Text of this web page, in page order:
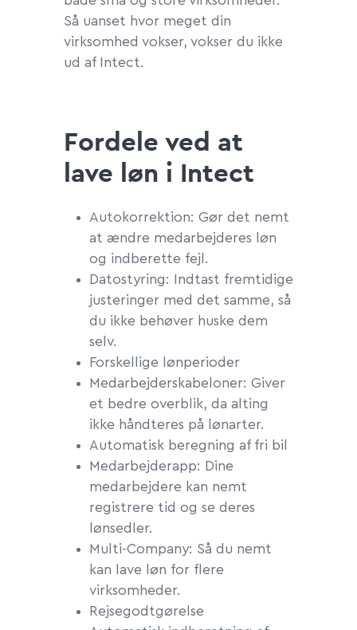
Så uanset hvor meget din
virksomhed vokser, vokser du ikke
ud af Intect.
Fordele ved at
lave løn i Intect
Autokorrektion: Gør det nemt
at ændre medarbejderes løn
og indberette fejl.
Datostyring: Indtast fremtidige
justeringer med det samme, så
du ikke behøver huske dem
selv.
Forskellige lønperioder
Medarbejderskabeloner: Giver
et bedre overblik, da alting
ikke håndteres på lønarter.
Automatisk beregning af fri bil
Medarbejderapp: Dine
medarbejdere kan nemt
registrere tid og se deres
lønsedler.
Multi-Company: Så du nemt
kan lave løn for flere
virksomheder.
Rejsegodtgørelse